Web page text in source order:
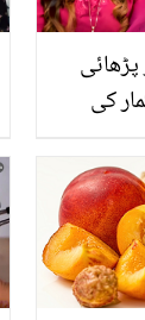
کی
کیا